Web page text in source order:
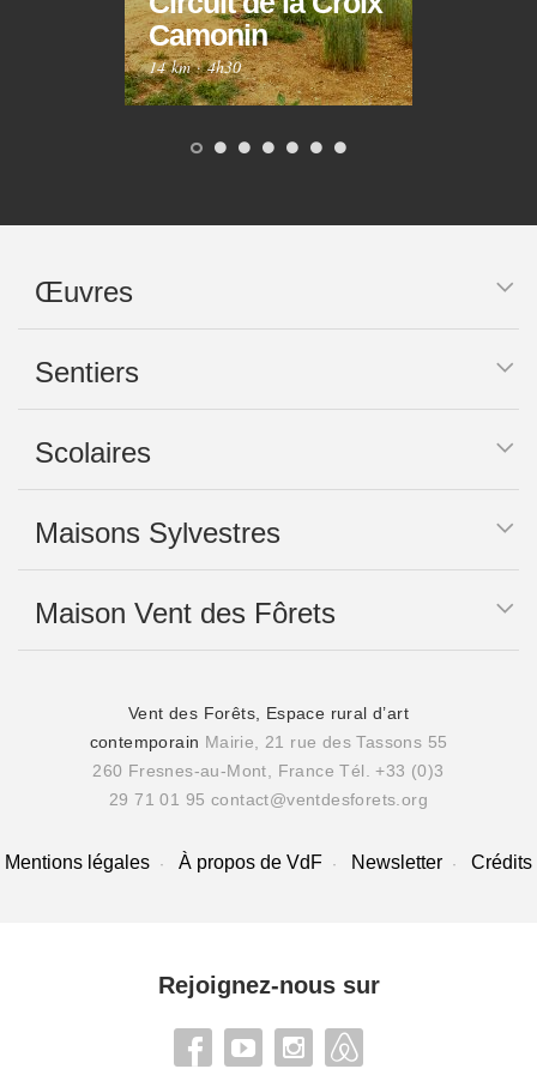
Camonin
14 km·4h30
Œuvres
Sentiers
Scolaires
Maisons Sylvestres
Maison Vent des Fôrets
Vent des Forêts, Espace rural d’art
contemporain Mairie, 21 rue des Tassons 55
260 Fresnes-au-Mont, France Tél. +33 (0)3
29 71 01 95 contact@ventdesforets.org
Mentions légales À propos de VdF Newsletter Crédits
Rejoignez-nous sur